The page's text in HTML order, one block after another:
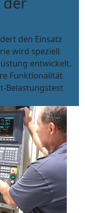
den Einsatz
wird speziell
entwickelt.
Funktionalität
Belastungstest